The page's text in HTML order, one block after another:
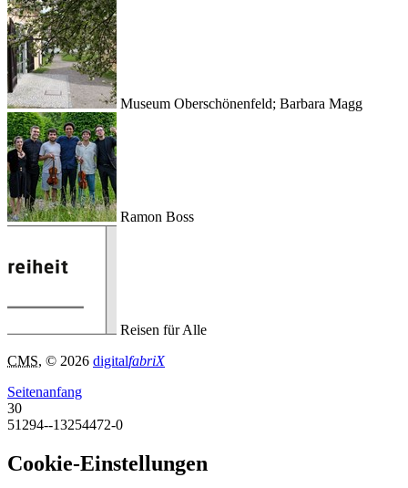
Museum Oberschönenfeld; Barbara Magg
Ramon Boss
Reisen für Alle
CMS, © 2026 digitalfabriX
Seitenanfang
30
51294--13254472-0
Cookie-Einstellungen